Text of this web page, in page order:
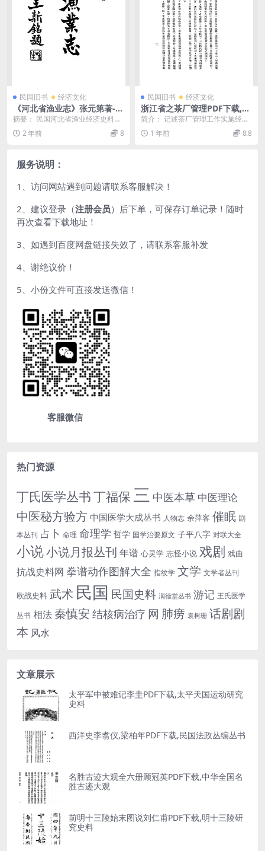
民国旧书 经济文化
《河北省渔业志》张元第著-河
北省立水产专科学校出版委员
会-民国25[1936]-pdf古籍下
载
摘要： 民国河北省渔业经济史料。
河北省渔业志pdf下载 截图： 服务
说明： （1...
2 年前 8
民国旧书 经济文化
浙江省之茶厂管理PDF下载,民
国浙江茶叶史料
简介： 记述茶厂管理工作实施经
过、工作效果、农商盈亏状况、今
后展望。附录茶厂管理...
1 年前 8.8
服务说明：
1、访问网站遇到问题请联系客服解决！
2、建议登录（注册会员）后下单，可保存订单记录！随时
再次查看下载地址！
3、如遇到百度网盘链接失效了，请联系客服补发
4、谢绝议价！
5、小份文件可直接发送微信！
客服微信
热门资源
丁氏医学丛书丁福保 三 中医本草 中医理论
中医秘方验方 中国医学大成丛书 人物志 余萍客 催眠 剧
本丛刊 占卜 命理 命理学 哲学 国学治要原文 子平八字 对联大全
小说小说月报丛刊 年谱 心灵学 志怪小说 戏剧 戏曲
抗战史料网 拳谱动作图解大全 指纹学 文学 文学者丛刊
欧战史料 武术 民国 民国史料 润德堂丛书 游记 王氏医学
丛书 相法 秦慎安 结核病治疗 网 肺痨 袁树珊 话剧剧
本 风水
文章展示
太平军中被难记李圭PDF下载,太平天国运动研究
史料
西洋史李翥仪,梁柏年PDF下载,民国法政丛编丛书
名胜古迹大观全六册顾冠英PDF下载,中华全国名
胜古迹大观
前明十三陵始末图说刘仁甫PDF下载,明十三陵研
究史料